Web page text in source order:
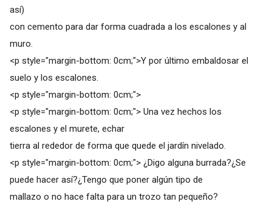
así)
con cemento para dar forma cuadrada a los escalones y al
muro.
<p style="margin-bottom: 0cm;">Y por último embaldosar el
suelo y los escalones.
<p style="margin-bottom: 0cm;">
<p style="margin-bottom: 0cm;"> Una vez hechos los
escalones y el murete, echar
tierra al rededor de forma que quede el jardín nivelado.
<p style="margin-bottom: 0cm;"> ¿Digo alguna burrada?¿Se
puede hacer así?¿Tengo que poner algún tipo de
mallazo o no hace falta para un trozo tan pequeño?